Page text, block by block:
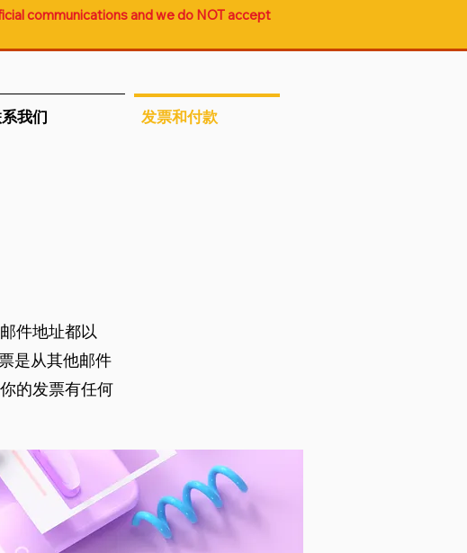
communications and we do NOT accept
我们 发票和付款
件地址都以
是从其他邮件
的发票有任何